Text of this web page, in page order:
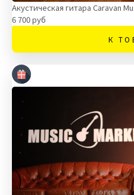
Акустическая гитара Caravan
6 700 руб
К